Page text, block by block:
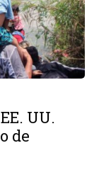
UU.
de